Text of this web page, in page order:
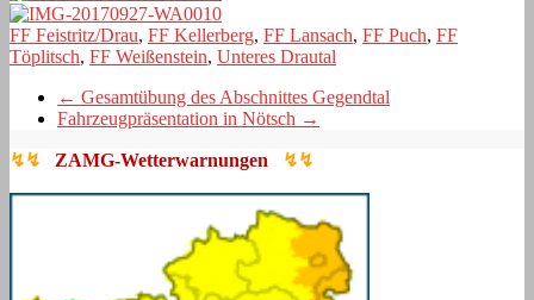
FF Feistritz/Drau, FF Kellerberg, FF Lansach, FF Puch, FF
Töplitsch, FF Weißenstein, Unteres Drautal
← Gesamtübung des Abschnittes Gegendtal
Fahrzeugpräsentation in Nötsch →
↯↯ ZAMG-Wetterwarnungen ↯↯